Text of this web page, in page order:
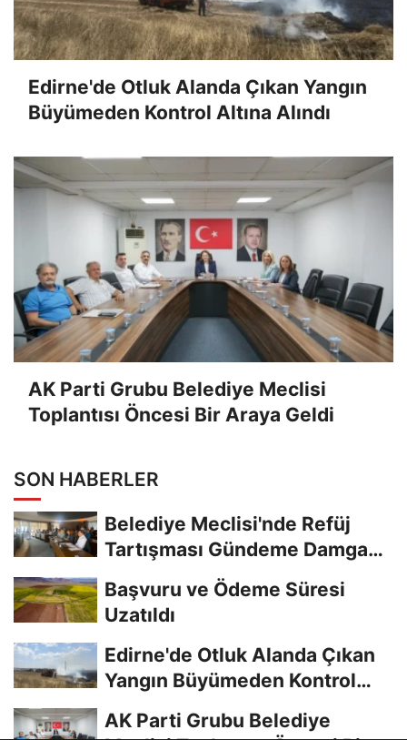
Edirne'de Otluk Alanda Çıkan Yangın
Büyümeden Kontrol Altına Alındı
AK Parti Grubu Belediye Meclisi
Toplantısı Öncesi Bir Araya Geldi
SON HABERLER
Belediye Meclisi'nde Refüj
Tartışması Gündeme Damga
Başvuru ve Ödeme Süresi
Uzatıldı
Edirne'de Otluk Alanda Çıkan
Yangın Büyümeden Kontrol
AK Parti Grubu Belediye